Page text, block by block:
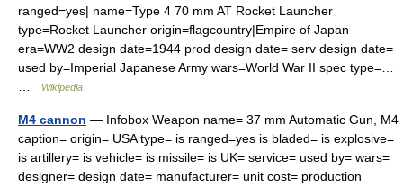
ranged=yes| name=Type 4 70 mm AT Rocket Launcher
type=Rocket Launcher origin=flagcountry|Empire of Japan
era=WW2 design date=1944 prod design date= serv design date=
used by=Imperial Japanese Army wars=World War II spec type=…
Wikipedia
M4 cannon — Infobox Weapon name= 37 mm Automatic Gun, M4
caption= origin= USA type= is ranged=yes is bladed= is explosive=
is artillery= is vehicle= is missile= is UK= service= used by= wars=
designer= design date= manufacturer= unit cost= production